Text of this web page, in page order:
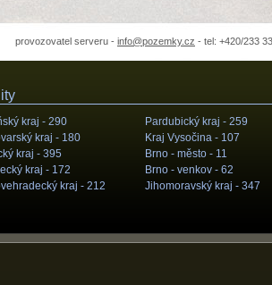
provozovatel serveru - info@pozemky.cz - tel: +420/233
kraj - 290
kraj - 180
kraj - 395
kraj - 172
kraj - 212
Pardubický kraj - 259
Kraj Vysočina - 107
Brno - město - 11
Brno - venkov - 62
Jihomoravský kraj - 347